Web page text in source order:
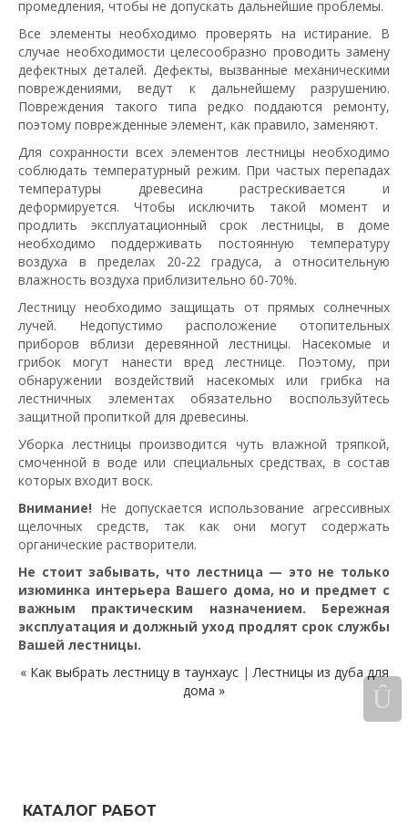
КАТАЛОГ РАБОТ
промедления, чтобы не допускать дальнейшие проблемы.
Все элементы необходимо проверять на истирание. В
случае необходимости целесообразно проводить замену
дефектных деталей. Дефекты, вызванные механическими
повреждениями, ведут к дальнейшему разрушению.
Повреждения такого типа редко поддаются ремонту,
поэтому поврежденные элемент, как правило, заменяют.
Для сохранности всех элементов лестницы необходимо
соблюдать температурный режим. При частых перепадах
температуры древесина растрескивается и
деформируется. Чтобы исключить такой момент и
продлить эксплуатационный срок лестницы, в доме
необходимо поддерживать постоянную температуру
воздуха в пределах 20-22 градуса, а относительную
влажность воздуха приблизительно 60-70%.
Лестницу необходимо защищать от прямых солнечных
лучей. Недопустимо расположение отопительных
приборов вблизи деревянной лестницы. Насекомые и
грибок могут нанести вред лестнице. Поэтому, при
обнаружении воздействий насекомых или грибка на
лестничных элементах обязательно воспользуйтесь
защитной пропиткой для древесины.
Уборка лестницы производится чуть влажной тряпкой,
смоченной в воде или специальных средствах, в состав
которых входит воск.
Внимание! Не допускается использование агрессивных
щелочных средств, так как они могут содержать
органические растворители.
Не стоит забывать, что лестница — это не только
изюминка интерьера Вашего дома, но и предмет с
важным практическим назначением. Бережная
эксплуатация и должный уход продлят срок службы
Вашей лестницы.
« Как выбрать лестницу в таунхаус|Лестницы из дуба для
дома »